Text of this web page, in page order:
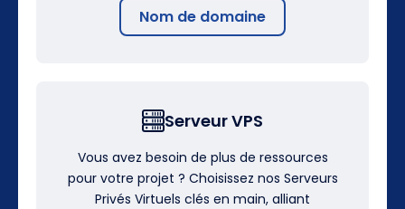
Nom de domaine
Serveur VPS
Vous avez besoin de plus de ressources
pour votre projet ? Choisissez nos Serveurs
Privés Virtuels clés en main, alliant